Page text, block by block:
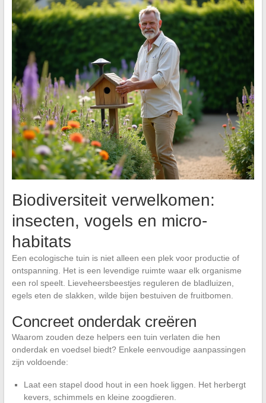
Biodiversiteit verwelkomen:
insecten, vogels en micro-
habitats
Een ecologische tuin is niet alleen een plek voor productie of
ontspanning. Het is een levendige ruimte waar elk organisme
een rol speelt. Lieveheersbeestjes reguleren de bladluizen,
egels eten de slakken, wilde bijen bestuiven de fruitbomen.
Concreet onderdak creëren
Waarom zouden deze helpers een tuin verlaten die hen
onderdak en voedsel biedt? Enkele eenvoudige aanpassingen
zijn voldoende:
Laat een stapel dood hout in een hoek liggen. Het herbergt
kevers, schimmels en kleine zoogdieren.